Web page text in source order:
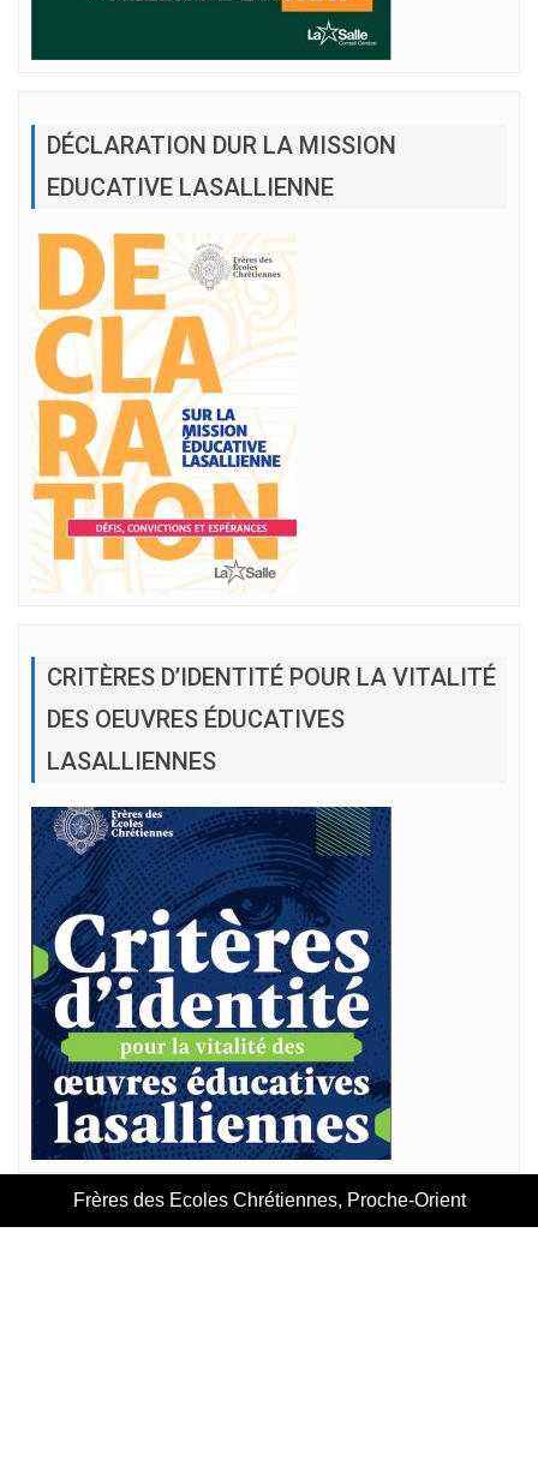
DÉCLARATION DUR LA MISSION
EDUCATIVE LASALLIENNE
CRITÈRES D’IDENTITÉ POUR LA VITALITÉ
DES OEUVRES ÉDUCATIVES
LASALLIENNES
Frères des Ecoles Chrétiennes, Proche-Orient